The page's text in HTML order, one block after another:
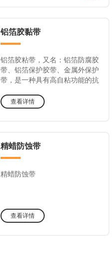
水、水蒸气和气体有很高的防渗
性。
铝箔胶黏带
铝箔胶粘带，又名：铝箔防腐胶
带、铝箔保护胶带、金属外保护
带，是一种具有高自粘功能的抗
查看详情
精蜡防蚀带
精蜡防蚀带
查看详情